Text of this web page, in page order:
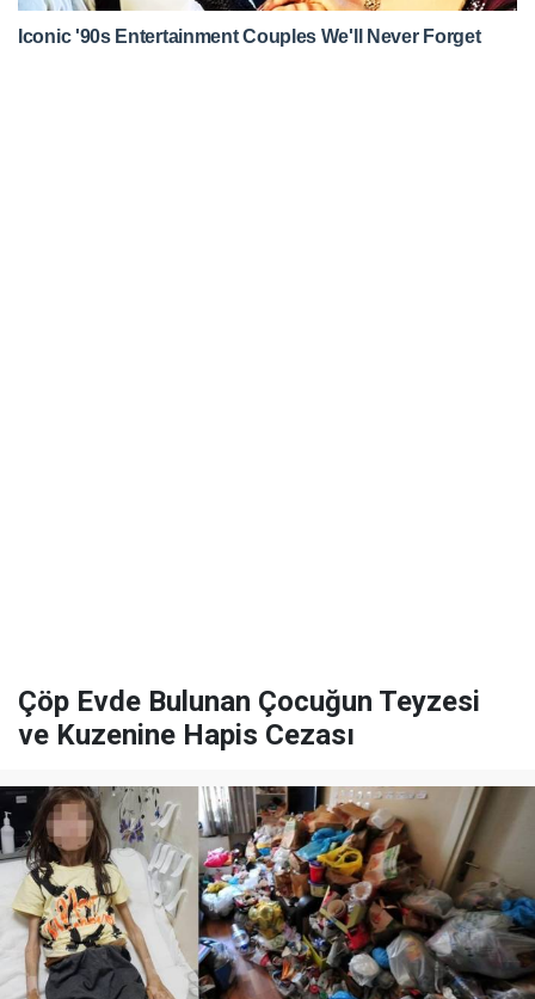
Çöp Evde Bulunan Çocuğun Teyzesi
ve Kuzenine Hapis Cezası